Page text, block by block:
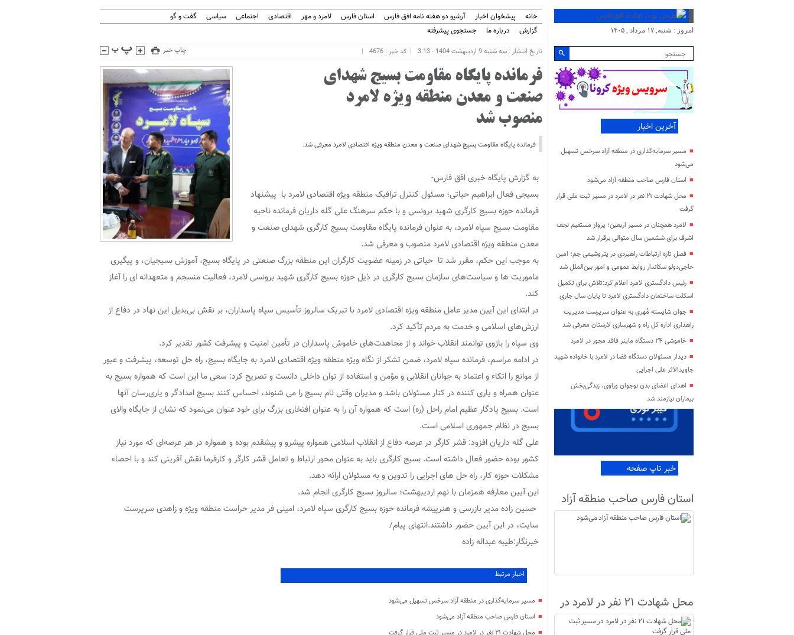
خانه پیشخوان اخبار آرشیو دو هفته نامه افق فارس استان فارس لامرد و مهر اقتصادی اجتماعی سیاسی
گفت و گو
گزارش
درباره ما جستجوی پیشرفته
تاریخ انتشار : سه شنبه 9 اردیبهشت 1404 - 3:13 کد خبر : 4676 چاپ خبر
فرمانده پایگاه مقاومت بسیج شهدای
صنعت و معدن منطقه ویژه لامرد
منصوب شد
فرمانده پایگاه مقاومت بسیج شهدای صنعت و معدن منطقه ویژه اقتصادی لامرد معرفی شد.
به گزارش پایگاه خبری افق فارس-
بسیجی فعال ابراهیم حیاتی؛ مسئول کنترل ترافیک منطقه ویژه اقتصادی لامرد با پیشنهاد
فرمانده حوزه بسیج کارگری شهید برونسی و با حکم سرهنگ علی گله داریان فرمانده ناحیه
مقاومت بسیج سپاه لامرد، به عنوان فرمانده پایگاه مقاومت بسیج کارگری شهدای صنعت و
معدن منطقه ویژه اقتصادی لامرد منصوب و معرفی شد.
به موجب این حکم، مقرر شد تا حیاتی در زمینه عضویت کارگران این منطقه بزرگ صنعتی در پایگاه بسیج، آموزش بسیجیان، و پیگیری
ماموریت ها و سیاست‌های سازمان بسیج کارگری در ذیل حوزه بسیج کارگری شهید برونسی لامرد، فعالیت منسجم و متعهدانه ای را آغاز
کند.
در ابتدای این آیین مدیر عامل منطقه ویژه اقتصادی لامرد با تبریک سالروز تأسیس سپاه پاسداران، بر نقش بی‌بدیل این نهاد در دفاع از
ارزش‌های اسلامی و خدمت به مردم تأکید کرد.
وی سپاه را بازوی توانمند انقلاب خواند و از مجاهدت‌های خاموش پاسداران در تأمین امنیت و پیشرفت کشور تقدیر کرد.
در ادامه مراسم، فرمانده سپاه لامرد، ضمن تشکر از نگاه ویژه منطقه ویژه اقتصادی لامرد به جایگاه بسیج، راه حل توسعه، پیشرفت و عبور
از موانع را اتکاء و اعتماد به جوانان انقلابی و مؤمن و استفاده از توان داخلی دانست و تصریح کرد: سعی ما این است که همواره بسیج به
عنوان همراه و یاری کننده در کنار مسئولان باشد و مدیران وقتی نام بسیج را می شنوند، احساس کنند بسیج امدادگر و یاری‌رسان آنها
است. بسیج یادگار عظیم امام راحل (ره) است که همواره آن را به عنوان افتخاری بزرگ برای خود عنوان می‌نمود که نشان از جایگاه والای
بسیج در نظام جمهوری اسلامی است.
علی گله داریان افزود: قشر کارگر در عرصه دفاع از انقلاب اسلامی همواره پیشرو و پیشقدم بوده و همواره در هر عرصه‌ای که مورد نیاز
کشور بوده حضور فعال داشته است. بسیج کارگری باید به عنوان محور ارتباط و تعامل قشر کارگر و کارفرما نقش آفرینی کند و با احصاء
مشکلات حوزه کار، راه حل های اجرایی را تدوین و به مسئولان ارائه دهد.
این آیین معارفه همزمان با نهم اردیبهشت؛ سالروز بسیج کارگری انجام شد.
حسین زاده مدیر بازرسی و هنرپیشه فرمانده حوزه بسیج کارگری سپاه لامرد، امینی فر مدیر حراست منطقه ویژه و زاهدی سرپرست
سایت، در این آیین حضور داشتند.انتهای پیام/
خبرنگار:طیبه عبداله زاده
اخبار مرتبط
مسیر سرمایه‌گذاری در منطقه آزاد سرخس تسهیل می‌شود
استان فارس صاحب منطقه آزاد می‌شود
امروز : شنبه, ۱۷ مرداد , ۱۴۰۵
آخرین اخبار
مسیر سرمایه‌گذاری در منطقه آزاد سرخس تسهیل
می‌شود
استان فارس صاحب منطقه آزاد می‌شود
محل شهادت ۲۱ نفر در لامرد در مسیر ثبت ملی قرار
گرفت
لامرد همچنان در مسیر اربعین؛ پرواز مستقیم نجف
اشرف برای ششمین سال متوالی برقرار شد
فصل تازه ارتباطات راهبردی در پتروشیمی جم؛ امین
حاجی‌دولو سکاندار روابط عمومی و امور بین‌الملل شد
رئیس دادگستری لامرد اعلام کرد:تلاش برای تکمیل
اسکلت ساختمان دادگستری لامرد تا پایان سال جاری
جوان شایسته مُهری به عنوان سرپرست مدیریت
راهداری اداره کل راه و شهرسازی لارستان معرفی شد
خاموشی ۲۴ دستگاه ماینر فاقد مجوز در لامرد
دیدار مسئولان دستگاه قضا در لامرد با خانواده شهید
جاویدالاثر علی اجرایی
اهدای اعضای بدن نوجوان وراوی، زندگی‌بخش
بیماران نیازمند شد
خبر تاپ صفحه
استان فارس صاحب منطقه آزاد
می‌شود
محل شهادت ۲۱ نفر در لامرد در
مسیر ثبت ملی قرار گرفت